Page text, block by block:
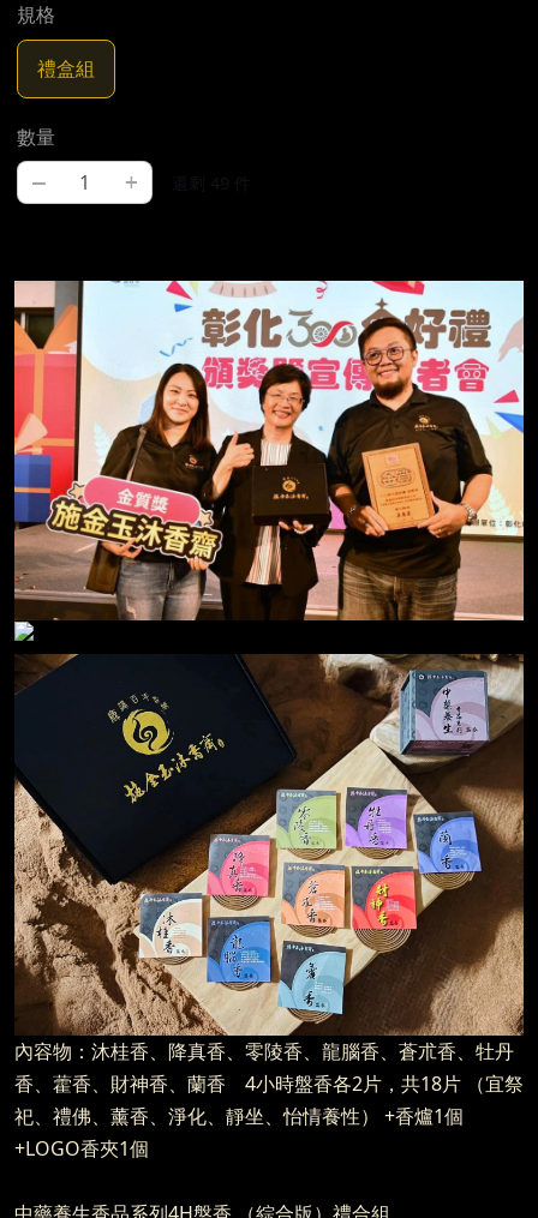
規格
禮盒組
數量
– +
內容物：沐桂香、降真香、零陵香、龍腦香、蒼朮香、牡丹
香、藿香、財神香、蘭香 4小時盤香各2片，共18片 （宜祭
祀、禮佛、薰香、淨化、靜坐、怡情養性）
+香爐1個
+LOGO香夾1個